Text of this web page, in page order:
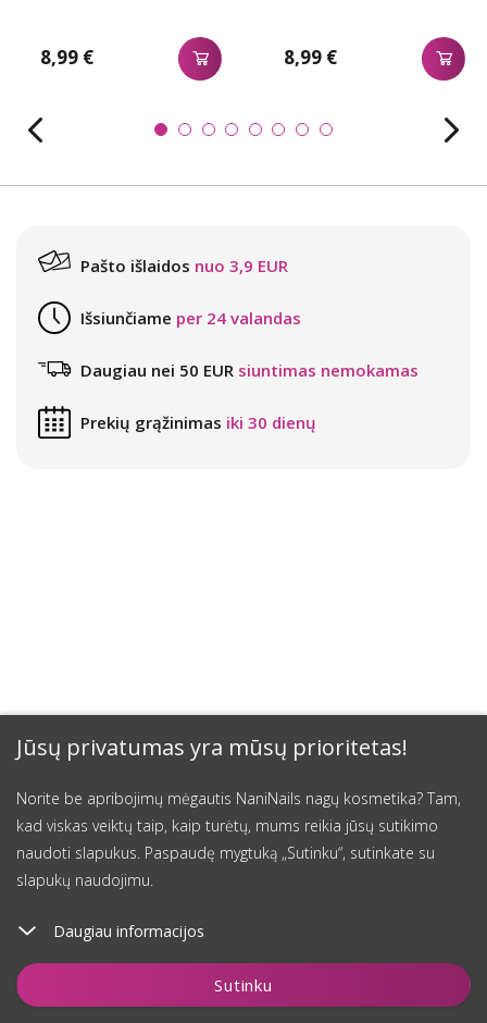
Jūsų privatumas yra mūsų prioritetas!
Norite be apribojimų mėgautis NaniNails nagų kosmetika? Tam,
kad viskas veiktų taip, kaip turėtų, mums reikia jūsų sutikimo
naudoti slapukus. Paspaudę mygtuką „Sutinku“, sutinkate su
slapukų naudojimu.
Daugiau informacijos
Sutinku
Įdėti į krepšelį
8,99 € 8,99 €
Pašto išlaidos nuo 3,9 EUR
Išsiunčiame per 24 valandas
Daugiau nei 50 EUR siuntimas nemokamas
Prekių grąžinimas iki 30 dienų